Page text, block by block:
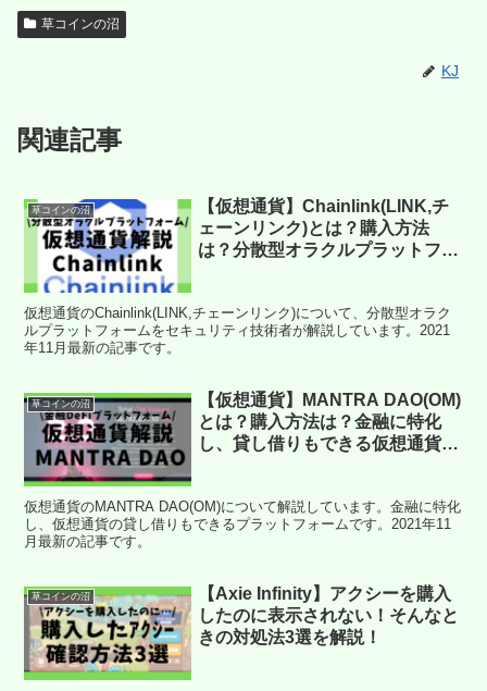
草コインの沼
KJ
関連記事
草コインの沼
【仮想通貨】Chainlink(LINK,チ
ェーンリンク)とは？購入方法
は？分散型オラクルプラットフォ
仮想通貨のChainlink(LINK,チェーンリンク)について、分散型オラク
ルプラットフォームをセキュリティ技術者が解説しています。2021
年11月最新の記事です。
草コインの沼
【仮想通貨】MANTRA DAO(OM)
とは？購入方法は？金融に特化
し、貸し借りもできる仮想通貨を
仮想通貨のMANTRA DAO(OM)について解説しています。金融に特化
し、仮想通貨の貸し借りもできるプラットフォームです。2021年11
月最新の記事です。
草コインの沼
【Axie Infinity】アクシーを購入
したのに表示されない！そんなと
きの対処法3選を解説！